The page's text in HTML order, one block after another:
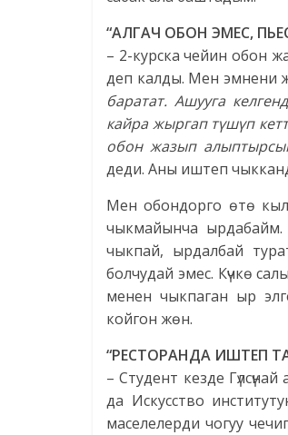
“АЛГАЧ ОБОН ЭМЕС,
– 2-курска чейин обон
деп калды. Мен эмнени
баратат. Ашууга
кайра жыргап түшүп
обон жазып
деди. Аны иштеп
Мен обондорго өтө
чыкмайынча
чыкпай, ырдалбай
болчудай эмес. Күчкө
менен чыкпаган ыр
койгон жөн.
“РЕСТОРАНДА ИШТЕП
– Студент кезде
да Искусство
маселелерди чогуу